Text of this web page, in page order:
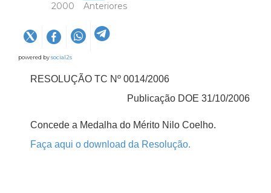
2000
Anteriores
powered bysocial2s
RESOLUÇÃO TC Nº 0014/2006
Publicação DOE 31/10/2006
Concede a Medalha do Mérito Nilo Coelho.
Faça aqui o download da Resolução.